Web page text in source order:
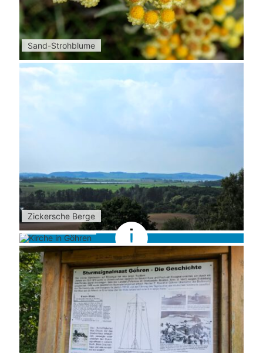
Sand-Strohblume
Zickersche Berge
Kirche in Göhren